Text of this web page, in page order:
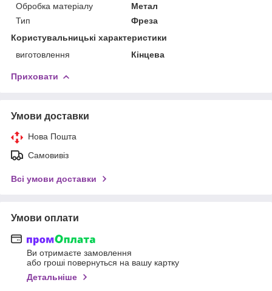
Обробка матеріалу
Метал
Тип
Фреза
Користувальницькі характеристики
виготовлення
Кінцева
Приховати
Умови доставки
Нова Пошта
Самовивіз
Всі умови доставки
Умови оплати
Ви отримаєте замовлення
або гроші повернуться на вашу картку
Детальніше